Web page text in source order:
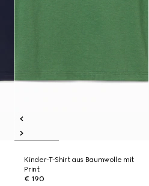
Kinder-T-Shirt aus Baumwolle mit
Print
€ 190